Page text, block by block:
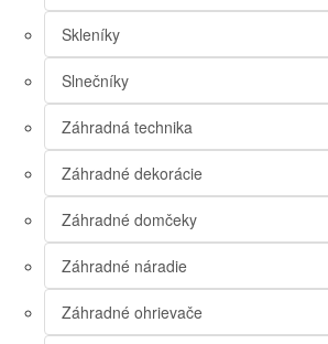
Skleníky
Slnečníky
Záhradná technika
Záhradné dekorácie
Záhradné domčeky
Záhradné náradie
Záhradné ohrievače